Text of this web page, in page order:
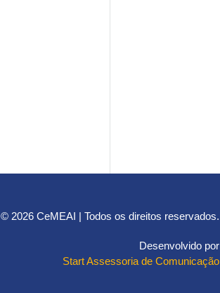
© 2026 CeMEAI | Todos os direitos reservados.
Desenvolvido por
Start Assessoria de Comunicação